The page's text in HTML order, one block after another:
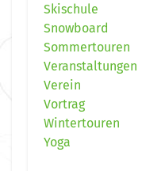
Skischule
Snowboard
Sommertouren
Veranstaltungen
Verein
Vortrag
Wintertouren
Yoga